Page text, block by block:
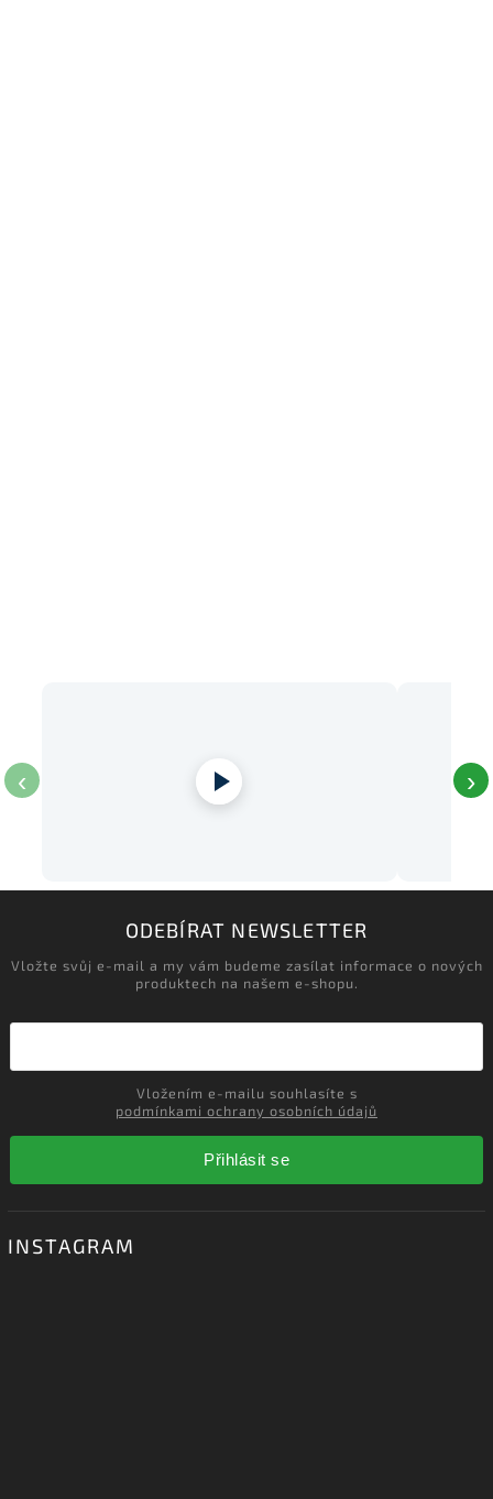
‹ ›
ODEBÍRAT NEWSLETTER
Vložte svůj e-mail a my vám budeme zasílat informace o nových
produktech na našem e-shopu.
podmínkami ochrany osobních údajů
Přihlásit se
INSTAGRAM